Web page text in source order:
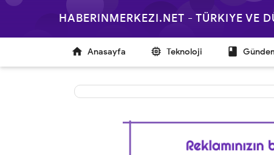
HABERINMERKEZI.NET - TÜRKIYE VE
 Anasayfa  Teknoloji 